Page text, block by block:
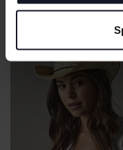
BEECHFIELD
Od